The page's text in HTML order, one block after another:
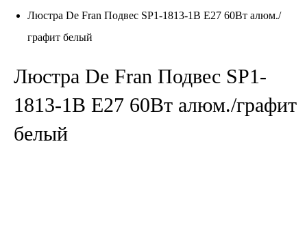
Люстра De Fran Подвес SP1-1813-1В Е27 60Вт алюм./
графит белый
Люстра De Fran Подвес SP1-
1813-1В Е27 60Вт алюм./графит
белый